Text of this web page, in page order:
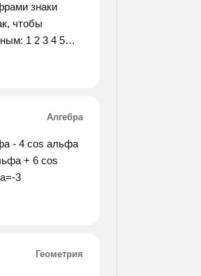
знаки
чтобы
1 2 3 4 5
Алгебра
- 4 cos альфа
+ 6 cos
3
Геометрия